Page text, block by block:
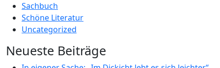
Sachbuch
Schöne Literatur
Uncategorized
Neueste Beiträge